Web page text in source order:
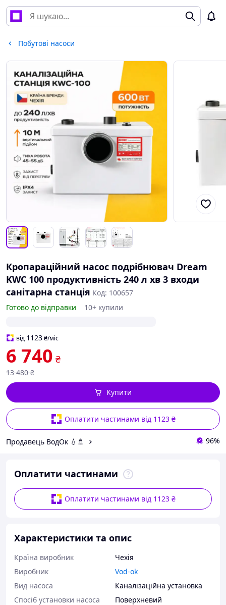
Побутові насоси
Кропараційний насос подрібнювач Dream
KWC 100 продуктивність 240 л хв 3 входи
санітарна станція Код: 100657
Готово до відправки
10+ купили
від 1123₴/міс
6 740 ₴
13 480 ₴
Оплатити частинами від 1123 ₴
Купити
Продавець ВодОк 💧🚿 96%
Оплатити частинами
Оплатити частинами від 1123 ₴
Характеристики та опис
Країна виробник
Чехія
Виробник
Vod-ok
Вид насоса
Каналізаційна установка
Спосіб установки насоса
Поверхневий